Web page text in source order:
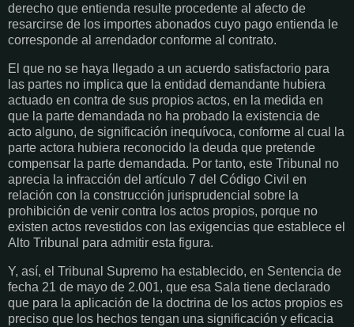
derecho que entienda resulte procedente al afecto de
resarcirse de los importes abonados cuyo pago entienda le
corresponde al arrendador conforme al contrato.
El que no se haya llegado a un acuerdo satisfactorio para
las partes no implica que la entidad demandante hubiera
actuado en contra de sus propios actos, en la medida en
que la parte demandada no ha probado la existencia de
acto alguno, de significación inequívoca, conforme al cual la
parte actora hubiera reconocido la deuda que pretende
compensar la parte demandada. Por tanto, este Tribunal no
aprecia la infracción del artículo 7 del Código Civil en
relación con la construcción jurisprudencial sobre la
prohibición de venir contra los actos propios, porque no
existen actos revestidos con las exigencias que establece el
Alto Tribunal para admitir esta figura.
Y, así, el Tribunal Supremo ha establecido, en Sentencia de
fecha 21 de mayo de 2.001, que esa Sala tiene declarado
que para la aplicación de la doctrina de los actos propios es
preciso que los hechos tengan una significación y eficacia